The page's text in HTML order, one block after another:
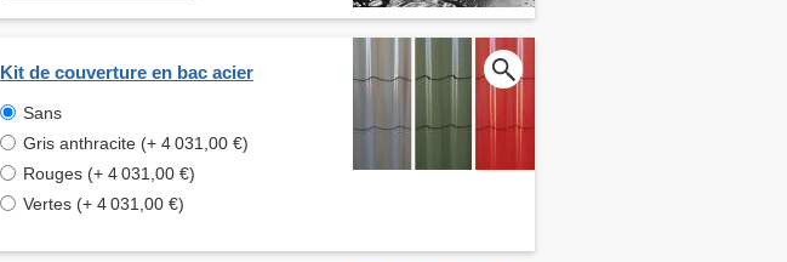
Kit de couverture en bac acier
Sans
Gris anthracite (+ 4 031,00 €)
Rouges (+ 4 031,00 €)
Vertes (+ 4 031,00 €)